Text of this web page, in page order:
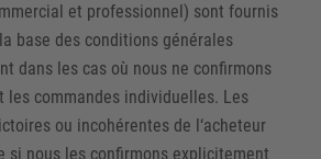
et professionnel) sont fournis
base des conditions générales
dans les cas où nous ne confirmons
les commandes individuelles. Les
ou incohérentes de l‘acheteur
si nous les confirmons explicitement